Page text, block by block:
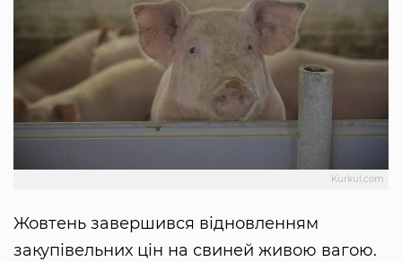
Kurkul.com
Жовтень завершився відновленням
закупівельних цін на свиней живою вагою.